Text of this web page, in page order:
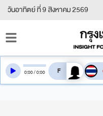
วันอาทิตย์ ที่ 9 สิงหาคม 2569
0:00/0:00 สลับเสียงอ่าน